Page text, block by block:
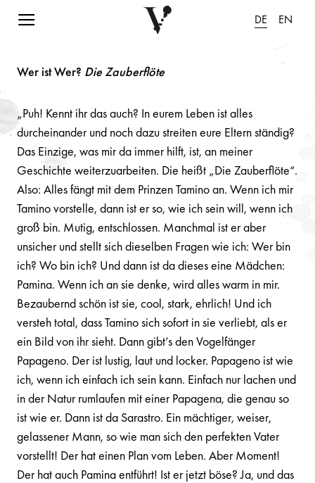
Navigation einblenden DE EN
Wer ist Wer? Die Zauberflöte
„Puh! Kennt ihr das auch? In eurem Leben ist alles
durcheinander und noch dazu streiten eure Eltern ständig?
Das Einzige, was mir da immer hilft, ist, an meiner
Geschichte weiterzuarbeiten. Die heißt „Die Zauberflöte“.
Also: Alles fängt mit dem Prinzen Tamino an. Wenn ich mir
Tamino vorstelle, dann ist er so, wie ich sein will, wenn ich
groß bin. Mutig, entschlossen. Manchmal ist er aber
unsicher und stellt sich dieselben Fragen wie ich: Wer bin
ich? Wo bin ich? Und dann ist da dieses eine Mädchen:
Pamina. Wenn ich an sie denke, wird alles warm in mir.
Bezaubernd schön ist sie, cool, stark, ehrlich! Und ich
versteh total, dass Tamino sich sofort in sie verliebt, als er
ein Bild von ihr sieht. Dann gibt’s den Vogelfänger
Papageno. Der ist lustig, laut und locker. Papageno ist wie
ich, wenn ich einfach ich sein kann. Einfach nur lachen und
in der Natur rumlaufen mit einer Papagena, die genau so
ist wie er. Dann ist da Sarastro. Ein mächtiger, weiser,
gelassener Mann, so wie man sich den perfekten Vater
vorstellt! Der hat einen Plan vom Leben. Aber Moment!
Der hat auch Pamina entführt! Ist er jetzt böse? Ja, und das